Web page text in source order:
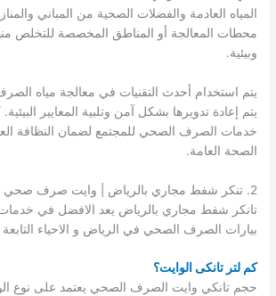
المياه العادمة والفضلات الصحية من المباني
محطات المعالجة أو المناطق المخصصة للتخلص
وبيئية.
يتم استخدام أحدث التقنيات في معالجة مياه
يتم إعادة تدويرها بشكل آمن وتلبية المعايير البيئية.
خدمات الصرف الصحي للمجتمع لضمان النظافة
الصحة العامة.
2. تنكر شفط مجاري بالرياض | وايت صرف صحي بالرياض
تانكر شفط مجاري بالرياض يعد الافضل في
بيارات الصرف الصحي في الرياض و الاحياء التابعة
كم لتر تانكى الوايت؟
حجم تانكي وايت الصرف الصحي يعتمد على نوع